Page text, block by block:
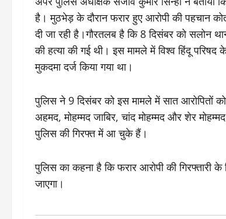
है। मुठभेड़ के दौरान फरार हुए आरोपी की पहचान
दी जा रही है।गौरतलब है कि 8 दिसंबर को सलोन
की हत्या की गई थी। इस मामले में विश्व हिंदू
मुकदमा दर्ज किया गया था।
पुलिस ने 9 दिसंबर को इस मामले में सात आरोपितों
अहमद, मोहम्मद जाबिर, चांद मोहम्मद और शेर
पुलिस की गिरफ्त में आ चुके हैं।
पुलिस का कहना है कि फरार आरोपी की गिरफ्तारी
जाएगा।